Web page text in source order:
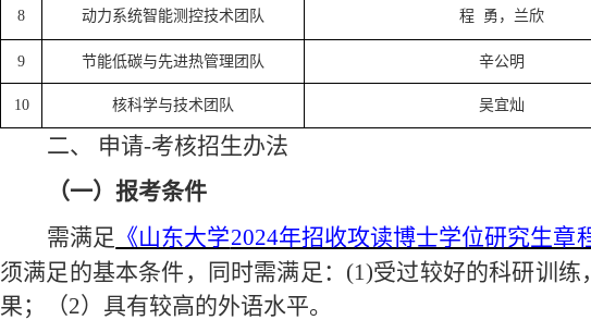
8 动力系统智能测控技术团队 程 勇，兰欣
9 节能低碳与先进热管理团队 辛公明
10 核科学与技术团队 吴宜灿
二、 申请-考核招生办法
（一） 报考条件
需满足 《山东大学2024年招收攻读博士学位研究生章
须满足的基本条件，同时需满足： (1)受过较好的科研训
果；（2）具有较高的外语水平。